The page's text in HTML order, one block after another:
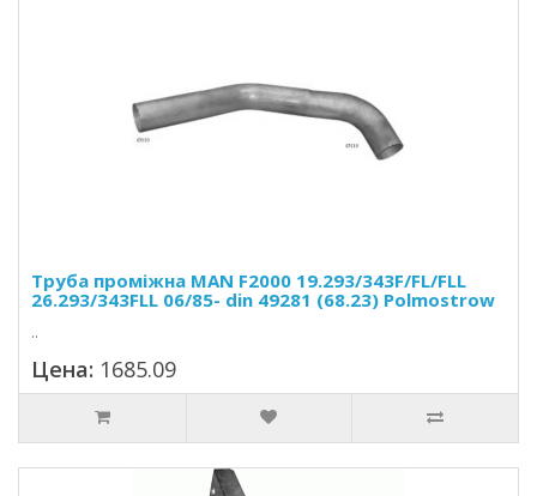
Труба проміжна MAN F2000 19.293/343F/FL/FLL
26.293/343FLL 06/85- din 49281 (68.23) Polmostrow
..
Цена: 1685.09